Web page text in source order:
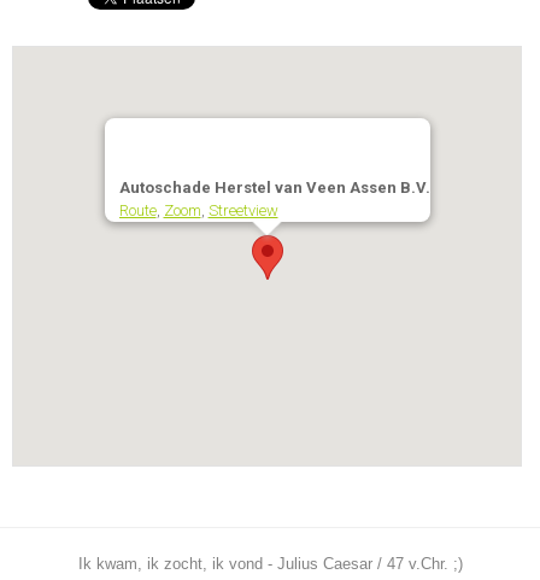
Autoschade Herstel van Veen Assen B.V.
Route, Zoom, Streetview
Ik kwam, ik zocht, ik vond - Julius Caesar / 47 v.Chr. ;)